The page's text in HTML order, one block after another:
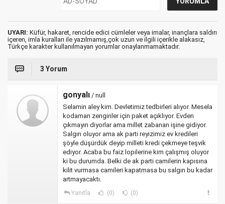
UYARI: Küfür, hakaret, rencide edici cümleler veya imalar, inançlara saldırı
içeren, imla kuralları ile yazılmamış,çok uzun ve ilgili içerikle alakasız,
Türkçe karakter kullanılmayan yorumlar onaylanmamaktadır.
3 Yorum
gonyalı / null
Selamin aley kim. Devletimiz tedbirleri alıyor. Mesela
kodaman zenginler için paket açıklıyor. Evden
çıkmayın diyorlar ama millet zabanan işine gidiyor.
Salgın oluyor ama ak parti reyizimiz ev kredileri
şöyle düşürdük deyip milleti kredi çekmeye teşvik
ediyor. Acaba bu faiz lopilerine kim çalışmış oluyor
ki bu durumda. Belki de ak parti camilerin kapısına
kilit vurmasa camileri kapatmasa bu salgın bu kadar
artmayacaktı.
Yanıtla (0) (0)